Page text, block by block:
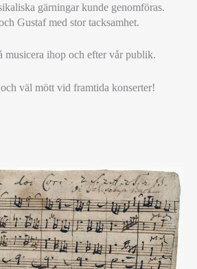
gärningar kunde genomföras.
Gustaf med stor tacksamhet.
musicera ihop och efter vår publik.
väl mött vid framtida konserter!